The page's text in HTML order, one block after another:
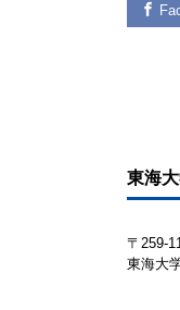
東海
〒259-
東海大